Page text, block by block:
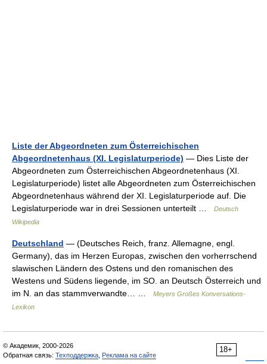
Liste der Abgeordneten zum Österreichischen
Abgeordnetenhaus (XI. Legislaturperiode) — Dies Liste der
Abgeordneten zum Österreichischen Abgeordnetenhaus (XI.
Legislaturperiode) listet alle Abgeordneten zum Österreichischen
Abgeordnetenhaus während der XI. Legislaturperiode auf. Die
Legislaturperiode war in drei Sessionen unterteilt …
Deutsch
Wikipedia
Deutschland — (Deutsches Reich, franz. Allemagne, engl.
Germany), das im Herzen Europas, zwischen den vorherrschend
slawischen Ländern des Ostens und den romanischen des
Westens und Südens liegende, im SO. an Deutsch Österreich und
im N. an das stammverwandte… …
Meyers Großes Konversations-
Lexikon
18+
© Академик, 2000-2026
Обратная связь: Техподдержка Реклама на сайте